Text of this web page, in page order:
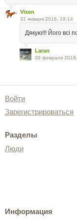
Vixen
31 января 2016, 18:14
Дякую!!! Його всі
Laran
09 февраля
Войти
Зарегистрироваться
Разделы
Люди
Информация